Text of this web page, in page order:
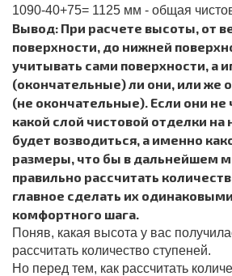
1090-40+75= 1125 мм - общая
Вывод: При расчете высоты, от
поверхности, до нижней
учитывать сами поверхности, а
(окончательные) ли они, или же
(не окончательные). Если они не
какой слой чистовой отделки
будет возводиться, а именно
размеры, что бы в дальнейшем
правильно рассчитать
главное сделать их
комфортного шага.
Поняв, какая высота у вас
рассчитать количество ступеней.
Но перед тем, как рассчитать